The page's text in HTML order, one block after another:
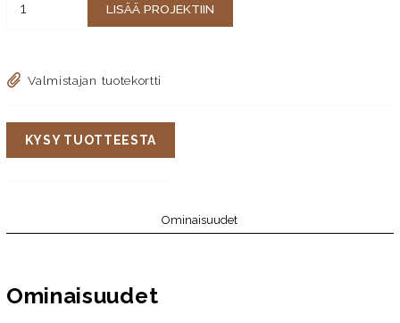
LISÄÄ PROJEKTIIN
Valmistajan tuotekortti
KYSY TUOTTEESTA
Ominaisuudet
Ominaisuudet